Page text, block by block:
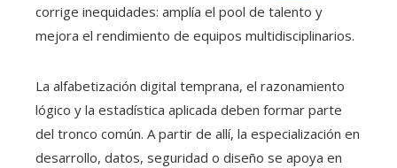
corrige inequidades: amplía el pool de talento y
mejora el rendimiento de equipos multidisciplinarios.
La alfabetización digital temprana, el razonamiento
lógico y la estadística aplicada deben formar parte
del tronco común. A partir de allí, la especialización en
desarrollo, datos, seguridad o diseño se apoya en